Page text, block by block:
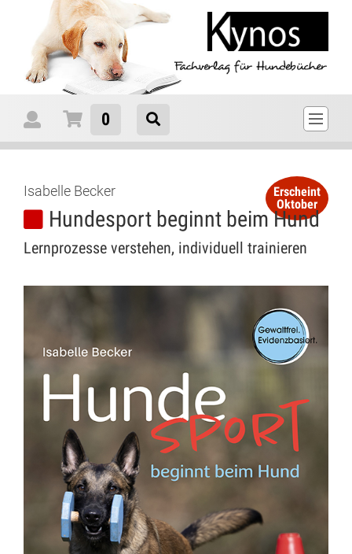
Erscheint
Oktober
Isabelle Becker
Hundesport beginnt beim Hund
Lernprozesse verstehen, individuell trainieren
0